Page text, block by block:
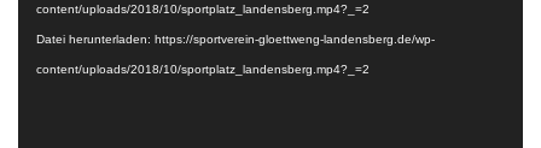
content/uploads/2018/10/sportplatz_landensberg.mp4?_=2
Datei herunterladen: https://sportverein-gloettweng-landensberg.de/wp-
content/uploads/2018/10/sportplatz_landensberg.mp4?_=2